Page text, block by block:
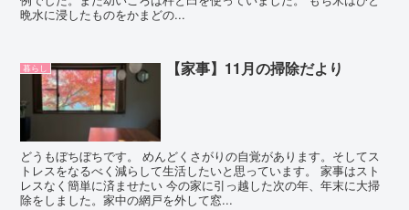
晩水に浸したものをかまどの...
暮らし 【家事】11月の掃除だより
どうもぼちぼちです。 めんどくさがりの自覚があります。そしてス
トレスをなるべく減らして生活したいと思っています。 家事はスト
レスなく簡単に済ませたい 今の家に引っ越した次の年、年末に大掃
除をしました。家中の網戸を外して窓...